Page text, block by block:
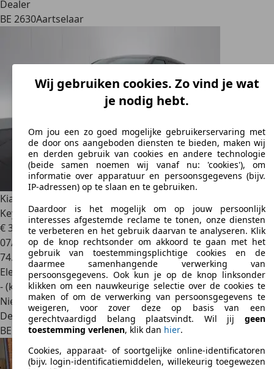
Dealer
BE 2630Aartselaar
Kia EV6
Keyless
€ 30.490 1
07/2023
74.876 km
Elektrisch
- (kWh/100 km)
Nieuw
Dealer
BE 2630Aartselaar
Wij gebruiken cookies. Zo vind je wat
je nodig hebt.
Om jou een zo goed mogelijke gebruikerservaring met
de door ons aangeboden diensten te bieden, maken wij
en derden gebruik van cookies en andere technologie
(beide samen noemen wij vanaf nu: 'cookies'), om
informatie over apparatuur en persoonsgegevens (bijv.
IP-adressen) op te slaan en te gebruiken.
Daardoor is het mogelijk om op jouw persoonlijk
interesses afgestemde reclame te tonen, onze diensten
te verbeteren en het gebruik daarvan te analyseren. Klik
op de knop rechtsonder om akkoord te gaan met het
gebruik van toestemmingsplichtige cookies en de
daarmee samenhangende verwerking van
persoonsgegevens. Ook kun je op de knop linksonder
klikken om een nauwkeurige selectie over de cookies te
maken of om de verwerking van persoonsgegevens te
weigeren, voor zover deze op basis van een
gerechtvaardigd belang plaatsvindt. Wil jij geen
toestemming verlenen, klik dan hier.
Cookies, apparaat- of soortgelijke online-identificatoren
(bijv. login-identificatiemiddelen, willekeurig toegewezen